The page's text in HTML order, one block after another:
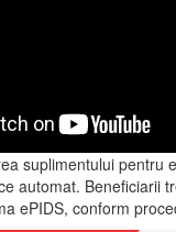
suplimentului pentru
automat. Beneficiarii
ePIDS, conform